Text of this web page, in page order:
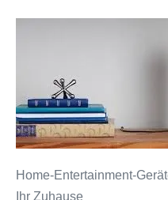
Home-Entertainment-
Ihr Zuhause